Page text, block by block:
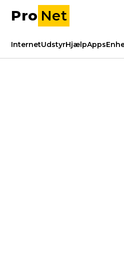
Pro Net
InternetUdstyrHjælpApps